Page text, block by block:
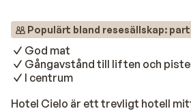
Populärt bland resesällskap:
God mat
Gångavstånd till liften och
I centrum
Hotel Cielo är ett trevligt hotell